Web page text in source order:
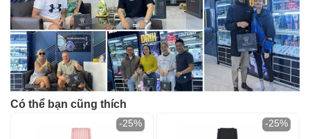
Có thể bạn cũng thích
-25% -25%